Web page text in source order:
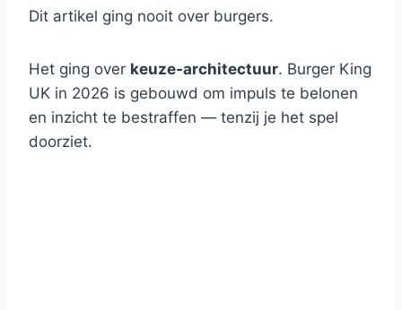
Dit artikel ging nooit over burgers.
Het ging over keuze‑architectuur. Burger King
UK in 2026 is gebouwd om impuls te belonen
en inzicht te bestraffen — tenzij je het spel
doorziet.